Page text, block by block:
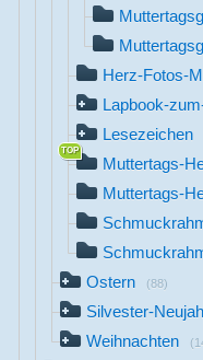
Herz-Fotos-
Lapbook-
Lesezeichen
Muttertags-
Muttertags-
Ostern (88)
Silvester-
Weihnachten